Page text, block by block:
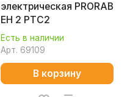
электрическая PRORAB
EH 2 PTC2
Есть в наличии
Арт. 69109
В корзину